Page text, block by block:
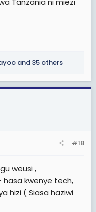
and 35 others
#18
weusi ,
hasa kwenye tech,
hizi ( Siasa haziwi